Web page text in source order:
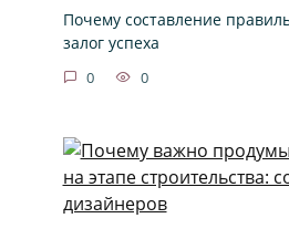
Почему составление
залог успеха
0 0